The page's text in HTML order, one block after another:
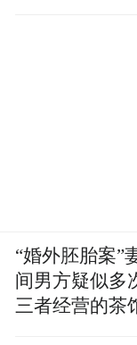
“婚外胚胎案”
间男方疑似多
三者经营的茶